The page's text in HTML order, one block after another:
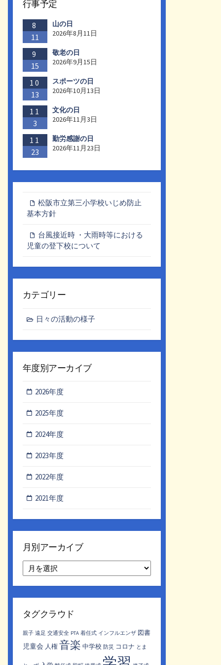
行事予定
8
11
山の日
2026年8月11日
9
15
敬老の日
2026年9月15日
10
13
スポーツの日
2026年10月13日
11
3
文化の日
2026年11月3日
11
23
勤労感謝の日
2026年11月23日
松阪市立第三小学校いじめ防止
基本方針
台風接近時 ・大雨時等における
児童の登下校について
カテゴリー
日々の活動の様子
年度別アーカイブ
2026年度
2025年度
2024年度
2023年度
2022年度
2021年度
月別アーカイブ
別
ア
ー
イ
タグクラウド
親子 遠足 交通安全 PTA 着任式 インフルエンザ 図書
児童会 人権 音楽 中学校 防災 コロナ とま